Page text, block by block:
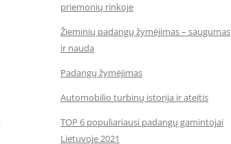
priemonių rinkoje
Žieminių padangų žymėjimas – saugumas
ir nauda
Padangų žymėjimas
Automobilio turbinų istorija ir ateitis
TOP 6 populiariausi padangų gamintojai
Lietuvoje 2021